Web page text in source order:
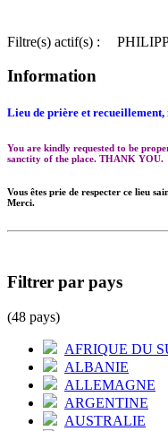
Filtre(s) actif(s) :
Information
Lieu de prière et recueillement,
You are kindly requested to be
sanctity of the place. THANK YOU.
Vous êtes prie de respecter ce lieu
Merci.
Filtrer par pays
(48 pays)
AFRIQUE DU
ALBANIE
ALLEMAGNE
ARGENTINE
AUSTRALIE